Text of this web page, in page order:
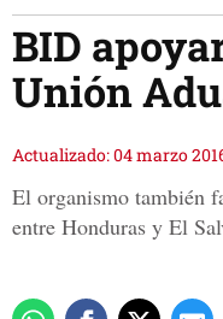
BID
Unión
Actualizado: 04 marzo
El organismo también
entre Honduras y El